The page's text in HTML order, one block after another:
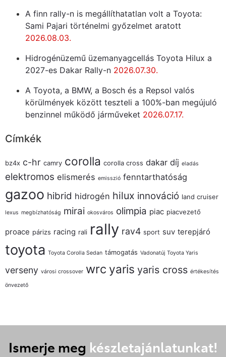
A finn rally-n is megállíthatatlan volt a Toyota:
Sami Pajari történelmi győzelmet aratott
2026.08.03.
Hidrogénüzemű üzemanyagcellás Toyota Hilux a
2027-es Dakar Rally-n 2026.07.30.
A Toyota, a BMW, a Bosch és a Repsol valós
körülmények között teszteli a 100%-ban megújuló
benzinnel működő járműveket 2026.07.17.
Címkék
bz4x c-hr camry corolla corolla cross dakar díj eladás
elektromos elismerés emisszió fenntarthatóság
gazoo hibrid hidrogén hilux innováció land cruiser
lexus megbízhatóság mirai okosváros olimpia piac piacvezető
proace párizs racing rali rally rav4 sport suv terepjáró
toyota Toyota Corolla Sedan támogatás Vadonatúj Toyota Yaris
verseny városi crossover wrc yaris yaris cross értékesítés
önvezető
Ismerje meg készletajánlatunkat!